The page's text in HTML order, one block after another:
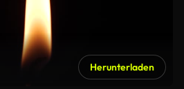
Herunterladen